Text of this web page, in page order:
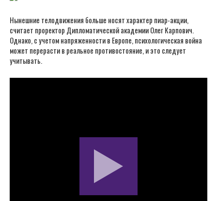
Нынешние телодвижения больше носят характер пиар-акции,
считает проректор Дипломатической академии Олег Карпович.
Однако, с учетом напряженности в Европе, психологическая война
может перерасти в реальное противостояние, и это следует
учитывать.